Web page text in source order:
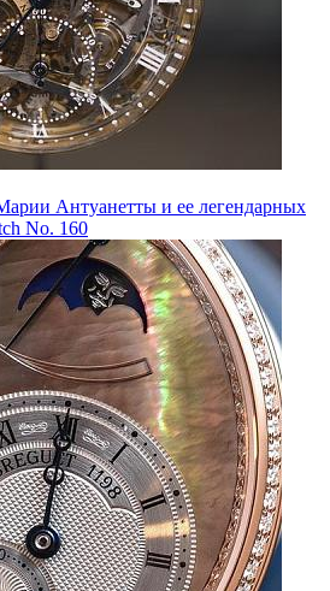
Антуанетты и ее легендарных
No. 160